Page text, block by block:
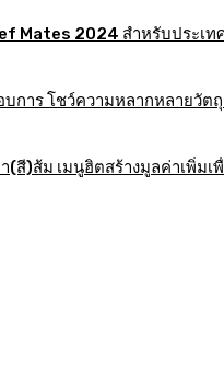
Mates 2024 สำหรับประเท
การ โชว์ความหลากหลายวั
สี)ส้ม เมนูฮิตสร้างมูลค่าเพิ่มเ